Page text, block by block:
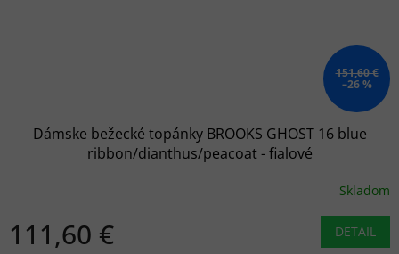
151,60 €
–26 %
Dámske bežecké topánky BROOKS GHOST 16 blue
ribbon/dianthus/peacoat - fialové
Skladom
111,60 € DETAIL